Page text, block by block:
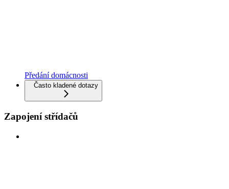
Předání domácnosti
Často kladené dotazy
Zapojení střídačů